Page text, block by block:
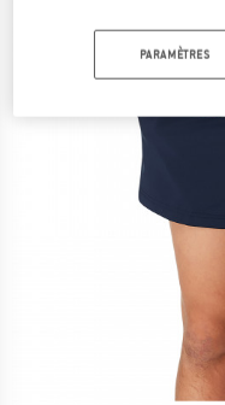
PARAMÈTRES